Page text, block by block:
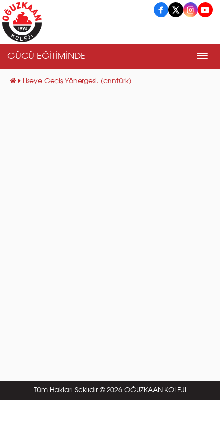
GÜCÜ EĞİTİMİNDE
Liseye Geçiş Yönergesi. (cnntürk)
Tüm Hakları Saklıdır © 2026 OĞUZKAAN KOLEJİ